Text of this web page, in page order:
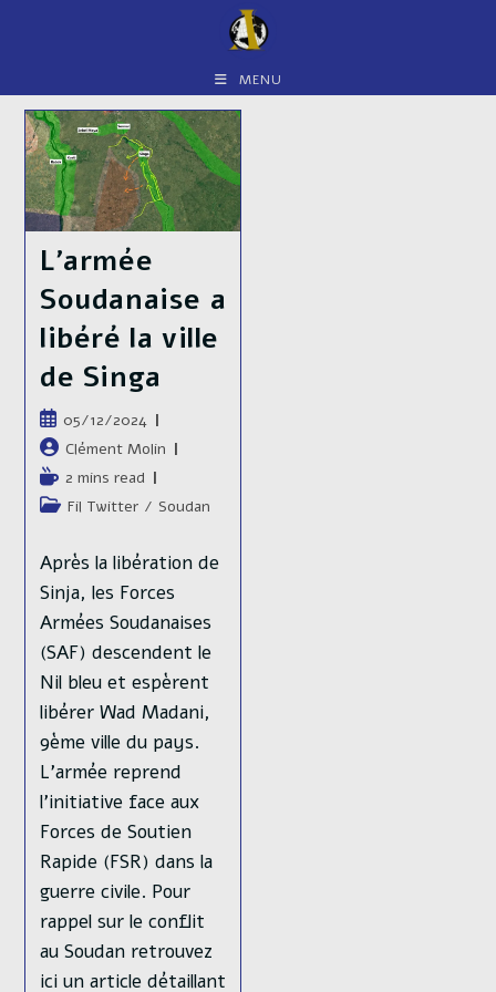
MENU
L’armée
Soudanaise a
libéré la ville
de Singa
Publication
publiée :
05/12/2024
Auteur/autrice
de
la
publication :
Clément Molin
Temps
de
2 mins read
PostFil Twitter / Soudan
Après la libération de
Sinja, les Forces
Armées Soudanaises
(SAF) descendent le
Nil bleu et espèrent
libérer Wad Madani,
9ème ville du pays.
L'armée reprend
l'initiative face aux
Forces de Soutien
Rapide (FSR) dans la
guerre civile. Pour
rappel sur le conflit
au Soudan retrouvez
ici un article détaillant